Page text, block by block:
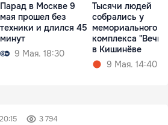
Парад в Москве 9
мая прошел без
техники и длился 45
минут
9 Мая. 18:30
Тысячи людей
собрались у
мемориального
комплекса
в Кишинёве
9 Мая. 14:40
3 794